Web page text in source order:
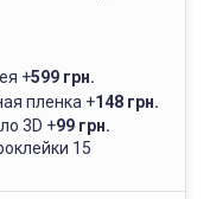
+599 грн.
пленка +148 грн.
3D +99 грн.
15